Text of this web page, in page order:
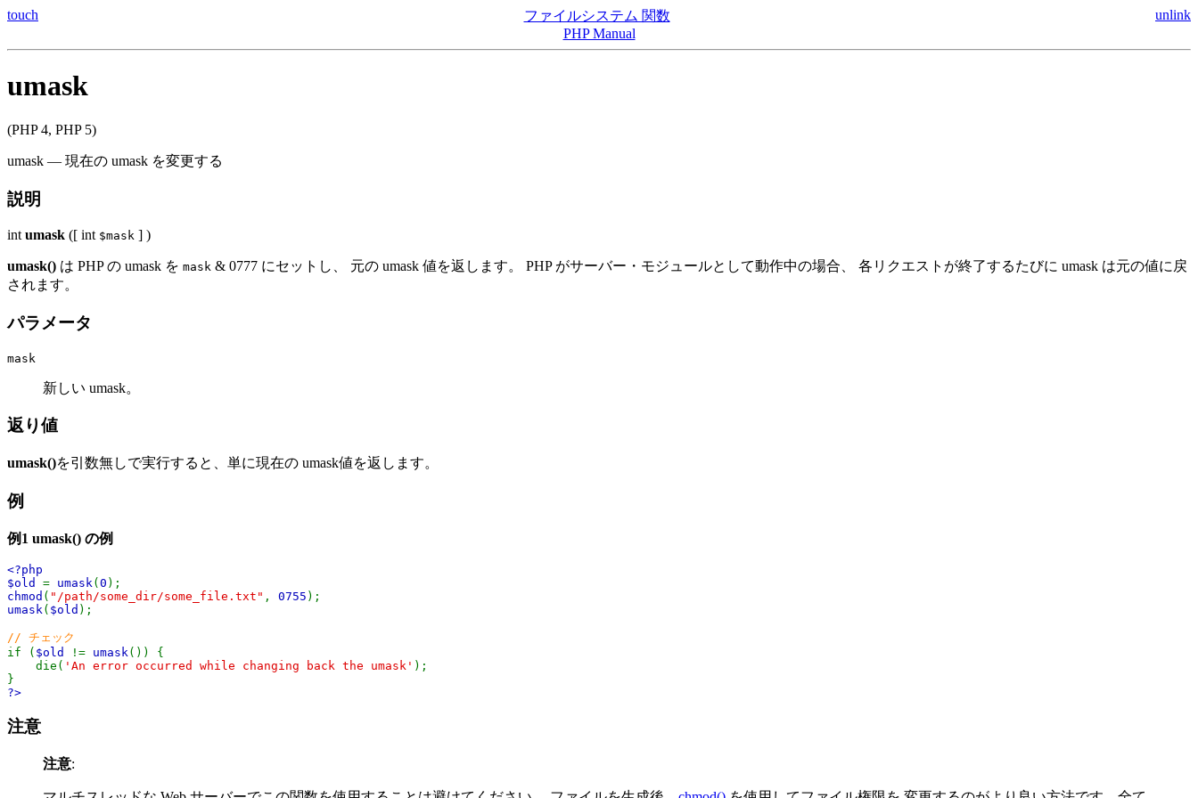
touch unlink
ファイルシステム 関数
PHP Manual
umask
(PHP 4, PHP 5)
umask — 現在の umask を変更する
説明
int umask ([ int $mask ] )
umask() は PHP の umask を mask & 0777 にセットし、 元の umask 値を返します。 PHP がサーバー・モジュールとして動作中の場合、 各リクエストが終了するたびに umask は元の値に戻
されます。
パラメータ
mask
新しい umask。
返り値
umask()を引数無しで実行すると、単に現在の umask値を返します。
例
例1 umask() の例
<?php
$old = umask (0 );
chmod ( "/path/some_dir/some_file.txt" , 0755 );
umask ( $old );
// チェック
if ( $old != umask ()) {
die( 'An error occurred while changing back the umask' );
}
?>
注意
注意: